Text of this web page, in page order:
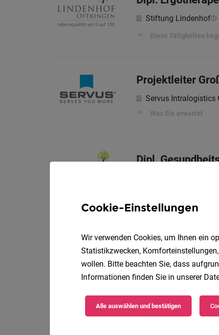
Stiftung Lindenhof
Diese Tätigkeiten
Projektleiter
Servus Intralogistics
Was Sie erwartet
Dipl.
Deine Aufgaben
Cookie-Einstellungen
Wir verwenden Cookies, um Ihnen ein
Statistikzwecken,
wollen. Bitte beachten Sie, dass
Informationen finden Sie in unserer
Alle auswählen und bestätigen